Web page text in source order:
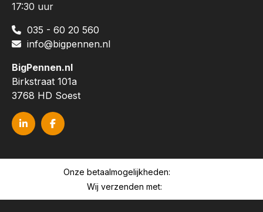
17:30 uur
035 - 60 20 560
info@bigpennen.nl
BigPennen.nl
Birkstraat 101a
3768 HD Soest
Onze betaalmogelijkheden:
Wij verzenden met: